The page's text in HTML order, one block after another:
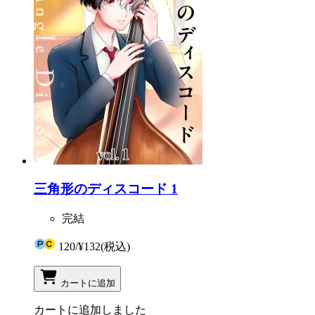
三角形のディスコード 1
完結
120/¥132(税込)
カートに追加
カートに追加しました